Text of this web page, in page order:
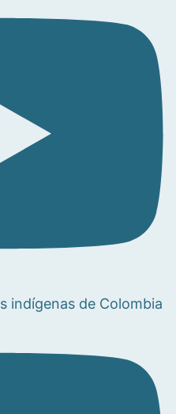
indígenas de Colombia